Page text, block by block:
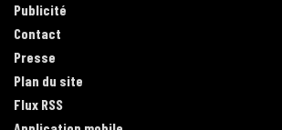
Publicité
Contact
Presse
Plan du site
Flux RSS